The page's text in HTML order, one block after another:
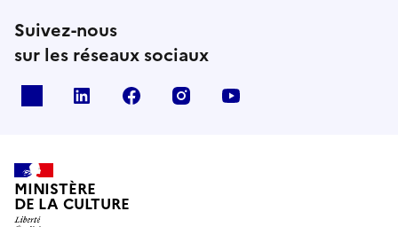
Suivez-nous
sur les réseaux sociaux
linkedin facebook instagram
MINISTÈRE
DE LA CULTURE